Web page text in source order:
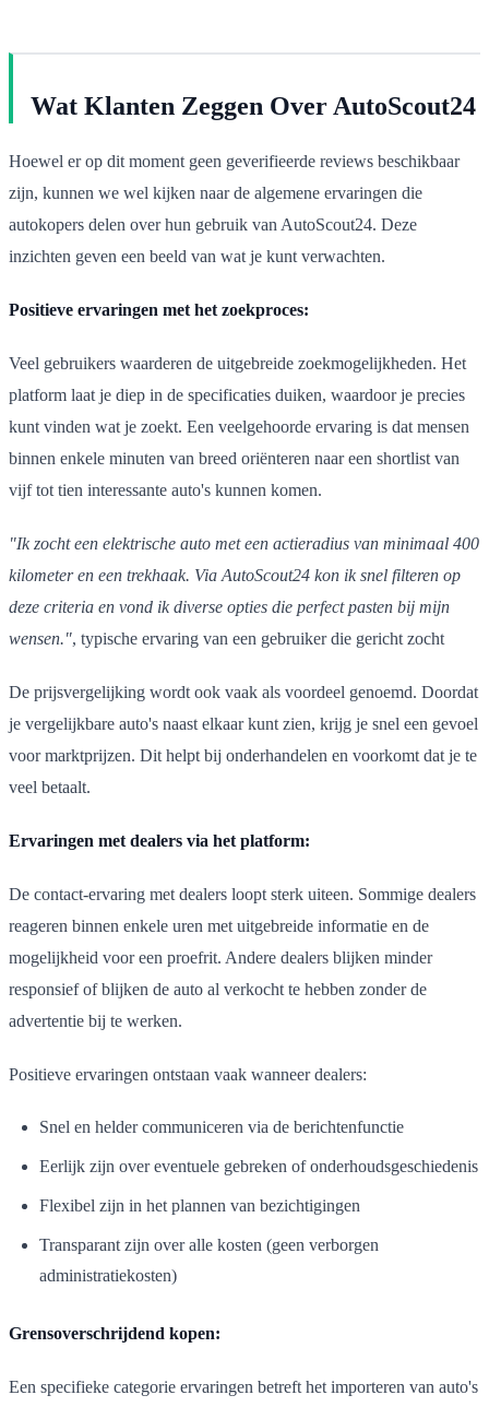
Wat Klanten Zeggen Over AutoScout24
Hoewel er op dit moment geen geverifieerde reviews beschikbaar
zijn, kunnen we wel kijken naar de algemene ervaringen die
autokopers delen over hun gebruik van AutoScout24. Deze
inzichten geven een beeld van wat je kunt verwachten.
Positieve ervaringen met het zoekproces:
Veel gebruikers waarderen de uitgebreide zoekmogelijkheden. Het
platform laat je diep in de specificaties duiken, waardoor je precies
kunt vinden wat je zoekt. Een veelgehoorde ervaring is dat mensen
binnen enkele minuten van breed oriënteren naar een shortlist van
vijf tot tien interessante auto's kunnen komen.
"Ik zocht een elektrische auto met een actieradius van minimaal 400
kilometer en een trekhaak. Via AutoScout24 kon ik snel filteren op
deze criteria en vond ik diverse opties die perfect pasten bij mijn
wensen.", typische ervaring van een gebruiker die gericht zocht
De prijsvergelijking wordt ook vaak als voordeel genoemd. Doordat
je vergelijkbare auto's naast elkaar kunt zien, krijg je snel een gevoel
voor marktprijzen. Dit helpt bij onderhandelen en voorkomt dat je te
veel betaalt.
Ervaringen met dealers via het platform:
De contact-ervaring met dealers loopt sterk uiteen. Sommige dealers
reageren binnen enkele uren met uitgebreide informatie en de
mogelijkheid voor een proefrit. Andere dealers blijken minder
responsief of blijken de auto al verkocht te hebben zonder de
advertentie bij te werken.
Positieve ervaringen ontstaan vaak wanneer dealers:
Snel en helder communiceren via de berichtenfunctie
Eerlijk zijn over eventuele gebreken of onderhoudsgeschiedenis
Flexibel zijn in het plannen van bezichtigingen
Transparant zijn over alle kosten (geen verborgen
administratiekosten)
Grensoverschrijdend kopen:
Een specifieke categorie ervaringen betreft het importeren van auto's